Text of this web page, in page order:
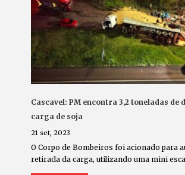
Cascavel: PM encontra 3,2 toneladas de
carga de soja
21 set, 2023
O Corpo de Bombeiros foi acionado para
retirada da carga, utilizando uma mini